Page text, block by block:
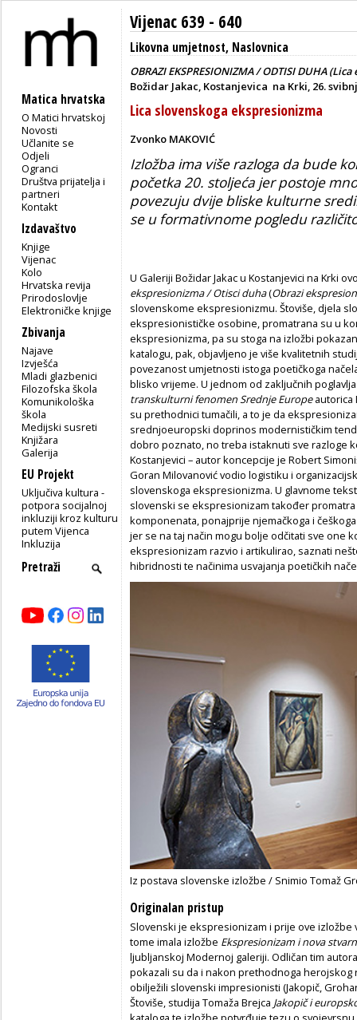
Matica hrvatska
O Matici hrvatskoj
Novosti
Učlanite se
Odjeli
Ogranci
Društva prijatelja i
partneri
Kontakt
Izdavaštvo
Knjige
Vijenac
Kolo
Hrvatska revija
Prirodoslovlje
Elektroničke knjige
Zbivanja
Najave
Izvješća
Mladi glazbenici
Filozofska škola
Komunikološka
škola
Medijski susreti
Knjižara
Galerija
EU Projekt
Uključiva kultura -
potpora socijalnoj
inkluziji kroz kulturu
putem Vijenca
Inkluzija
Vijenac 639 - 640
Likovna umjetnost, Naslovnica
OBRAZI EKSPRESIONIZMA / ODTISI DUHA
Božidar Jakac, Kostanjevica na Krki, 26.
Lica slovenskoga ekspresionizma
Zvonko MAKOVIĆ
Izložba ima više razloga da bude
početka 20. stoljeća jer postoje
povezuju dvije bliske kulturne
se u formativnome pogledu
U Galeriji Božidar Jakac u Kostanjevici na Krki
ekspresionizma / Otisci duha(Obrazi
slovenskome ekspresionizmu. Štoviše, djela
ekspresionističke osobine, promatrana su u
ekspresionizma, pa su stoga na izložbi
katalogu, pak, objavljeno je više kvalitetnih
povezanost umjetnosti istoga poetičkoga
blisko vrijeme. U jednom od zaključnih
transkulturni fenomen Srednje Europeautorica
su prethodnici tumačili, a to je da
srednjoeuropski doprinos modernističkim
dobro poznato, no treba istaknuti sve razloge
Kostanjevici – autor koncepcije je Robert
Goran Milovanović vodio logistiku i
slovenskoga ekspresionizma. U glavnome
slovenski se ekspresionizam također
komponenata, ponajprije njemačkoga i
jer se na taj način mogu bolje odčitati sve one
ekspresionizam razvio i artikulirao, saznati
hibridnosti te načinima usvajanja poetičkih
Iz postava slovenske izložbe / Snimio Tomaž
Originalan pristup
Slovenski je ekspresionizam i prije ove
tome imala izložbe Ekspresionizam i nova
ljubljanskoj Modernoj galeriji. Odličan tim
pokazali su da i nakon prethodnoga herojskog
obilježili slovenski impresionisti (Jakopič,
Štoviše, studija Tomaža Brejca Jakopič i